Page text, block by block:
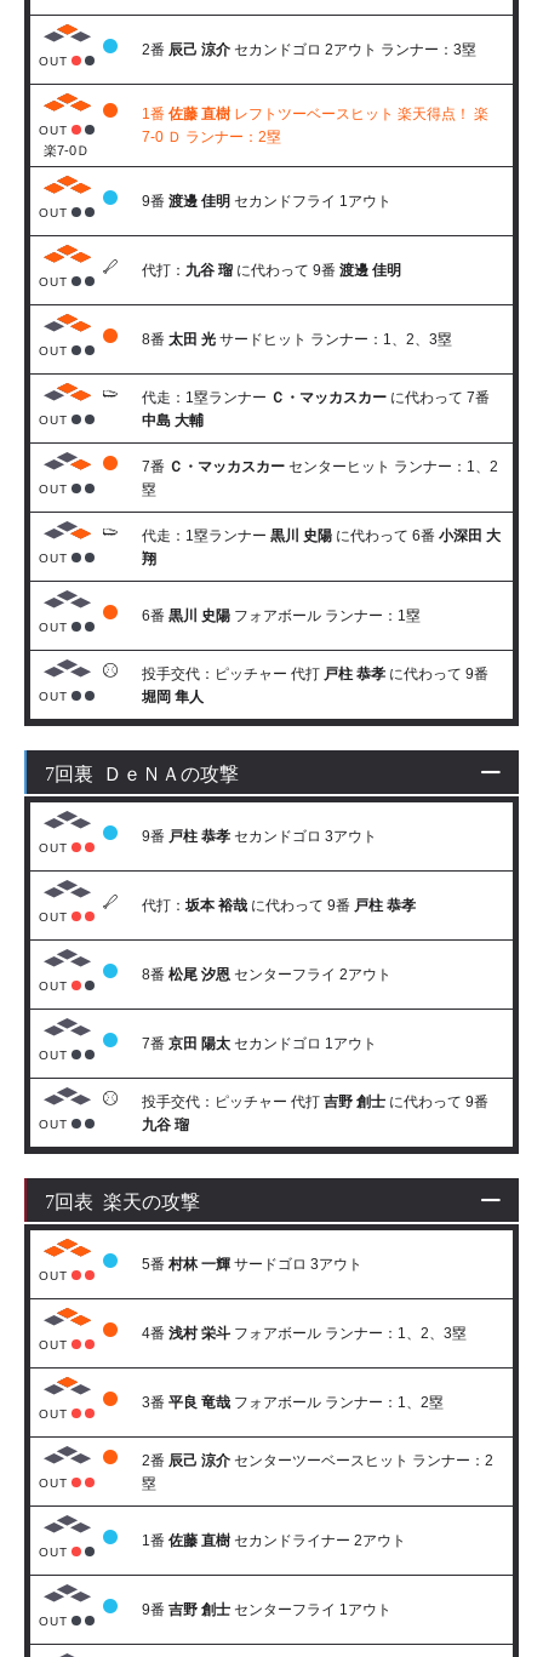
OUT
2番 辰己 涼介 セカンドゴロ 2アウト ランナー：3塁
OUT
楽7-0Ｄ
1番 佐藤 直樹 レフトツーベースヒット 楽天得点！ 楽
7-0 Ｄ ランナー：2塁
OUT
9番 渡邊 佳明 セカンドフライ 1アウト
OUT
代打： 九谷 瑠 に代わって 9番 渡邊 佳明
OUT
8番 太田 光 サードヒット ランナー：1、2、3塁
OUT
代走：1塁ランナー Ｃ・マッカスカー に代わって 7番
中島 大輔
OUT
7番 Ｃ・マッカスカー センターヒット ランナー：1、2
塁
OUT
代走：1塁ランナー 黒川 史陽 に代わって 6番 小深田 大
翔
OUT
6番 黒川 史陽 フォアボール ランナー：1塁
OUT
投手交代：ピッチャー 代打 戸柱 恭孝 に代わって 9番
堀岡 隼人
7回裏 ＤｅＮＡの攻撃
OUT
9番 戸柱 恭孝 セカンドゴロ 3アウト
OUT
代打： 坂本 裕哉 に代わって 9番 戸柱 恭孝
OUT
8番 松尾 汐恩 センターフライ 2アウト
OUT
7番 京田 陽太 セカンドゴロ 1アウト
OUT
投手交代：ピッチャー 代打 吉野 創士 に代わって 9番
九谷 瑠
7回表 楽天の攻撃
OUT
5番 村林 一輝 サードゴロ 3アウト
OUT
4番 浅村 栄斗 フォアボール ランナー：1、2、3塁
OUT
3番 平良 竜哉 フォアボール ランナー：1、2塁
OUT
2番 辰己 涼介 センターツーベースヒット ランナー：2
塁
OUT
1番 佐藤 直樹 セカンドライナー 2アウト
OUT
9番 吉野 創士 センターフライ 1アウト